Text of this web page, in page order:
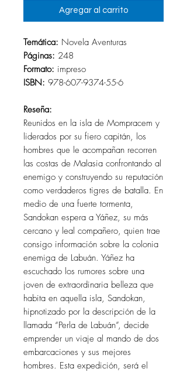
Agregar al carrito
Temática: Novela Aventuras
Páginas: 248
Formato: impreso
ISBN: 978-607-9374-55-6
Reseña:
Reunidos en la isla de Mompracem y
liderados por su fiero capitán, los
hombres que le acompañan recorren
las costas de Malasia confrontando al
enemigo y construyendo su reputación
como verdaderos tigres de batalla. En
medio de una fuerte tormenta,
Sandokan espera a Yáñez, su más
cercano y leal compañero, quien trae
consigo información sobre la colonia
enemiga de Labuán. Yáñez ha
escuchado los rumores sobre una
joven de extraordinaria belleza que
habita en aquella isla, Sandokan,
hipnotizado por la descripción de la
llamada “Perla de Labuán”, decide
emprender un viaje al mando de dos
embarcaciones y sus mejores
hombres. Esta expedición, será el